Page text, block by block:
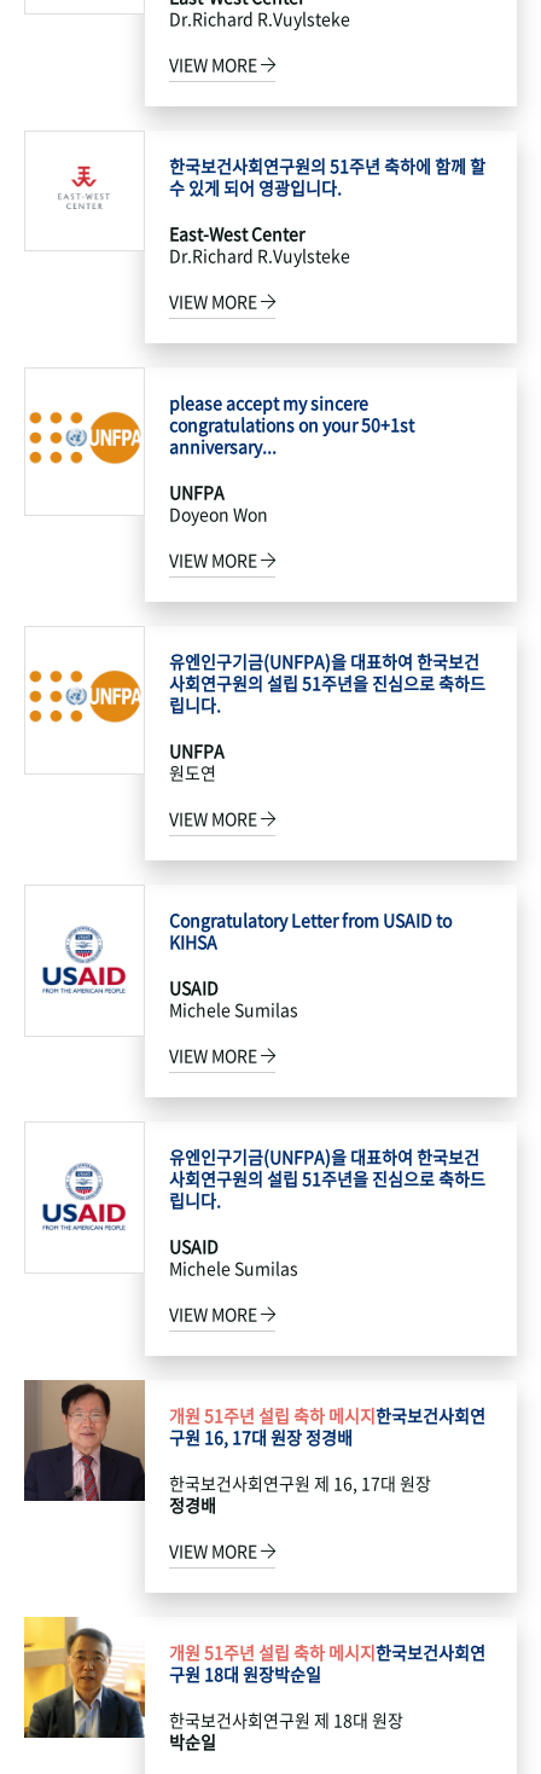
Dr.Richard R.Vuylsteke
VIEW MORE
한국보건사회연구원의 51주년 축하에 함께 할
수 있게 되어 영광입니다.
East-West Center
Dr.Richard R.Vuylsteke
VIEW MORE
please accept my sincere
congratulations on your 50+1st
anniversary...
UNFPA
Doyeon Won
VIEW MORE
유엔인구기금(UNFPA)을 대표하여 한국보건
사회연구원의 설립 51주년을 진심으로 축하드
립니다.
UNFPA
원도연
VIEW MORE
Congratulatory Letter from USAID to
KIHSA
USAID
Michele Sumilas
VIEW MORE
유엔인구기금(UNFPA)을 대표하여 한국보건
사회연구원의 설립 51주년을 진심으로 축하드
립니다.
USAID
Michele Sumilas
VIEW MORE
개원 51주년 설립 축하 메시지한국보건사회연
구원 16, 17대 원장 정경배
한국보건사회연구원 제 16, 17대 원장
정경배
VIEW MORE
개원 51주년 설립 축하 메시지한국보건사회연
구원 18대 원장박순일
한국보건사회연구원 제 18대 원장
박순일